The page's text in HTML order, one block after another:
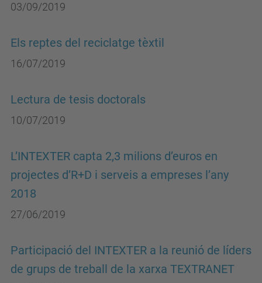
03/09/2019
Els reptes del reciclatge tèxtil
16/07/2019
Lectura de tesis doctorals
10/07/2019
L’INTEXTER capta 2,3 milions d’euros en
projectes d’R+D i serveis a empreses l’any
2018
27/06/2019
Participació del INTEXTER a la reunió de líders
de grups de treball de la xarxa TEXTRANET